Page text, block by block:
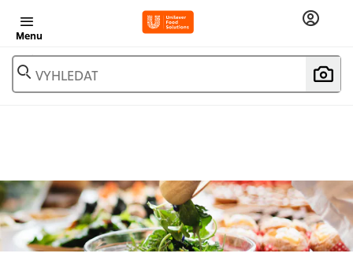
Menu
VYHLEDAT